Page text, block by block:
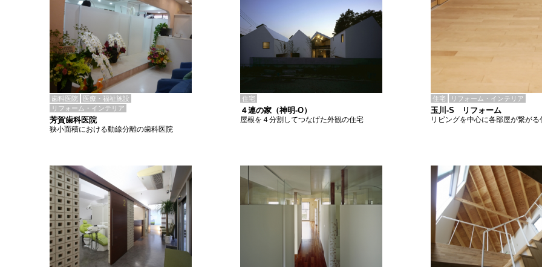
歯科医院
医療・福祉施設
リフォーム・インテリア
芳賀歯科医院
狭小面積における動線分離の歯科医院
住宅
４連の家（神明-O）
屋根を４分割してつなげた外観の住宅
住宅 リフォーム・インテリア
玉川-S リフォーム
リビングを中心に各部屋が繋がる